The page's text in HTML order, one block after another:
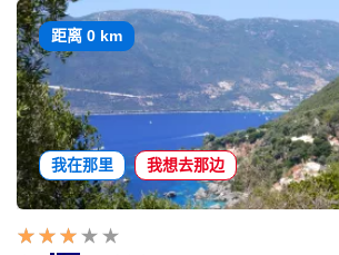
距离 0 km
我在那里 我想去那边